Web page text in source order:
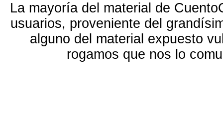
La mayoría del material de
usuarios, proveniente del
alguno del material expuesto
rogamos que nos lo